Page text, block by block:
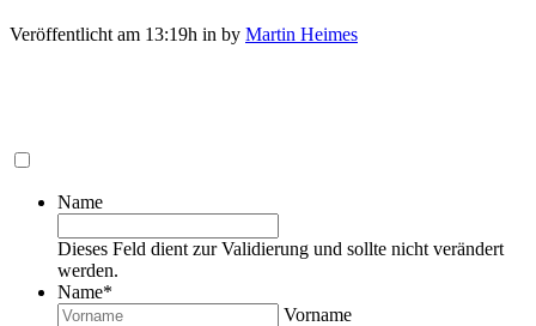
Veröffentlicht am 13:19h in by Martin Heimes
Name
Dieses Feld dient zur Validierung und sollte nicht verändert
werden.
Name*
Vorname